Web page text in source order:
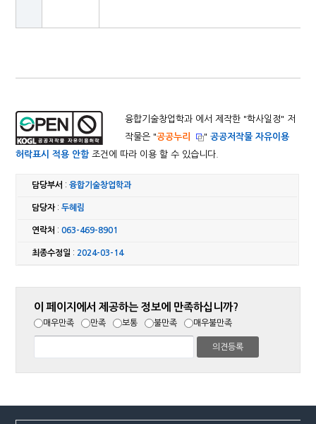
융합기술창업학과 에서 제작한 "학사일정" 저
작물은 "공공누리 "공공저작물 자유이용
허락표시 적용 안함조건에 따라 이용 할 수 있습니다.
담당부서 :융합기술창업학과
담당자:두혜림
연락처 :063-469-8901
최종수정일 : 2024-03-14
이 페이지에서 제공하는 정보에 만족하십니까?
매우만족 만족 보통 불만족 매우불만족